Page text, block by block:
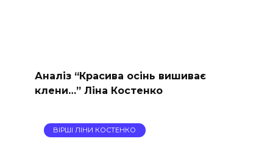
Аналіз “Красива осінь вишиває
клени…” Ліна Костенко
ВІРШІ ЛІНИ КОСТЕНКО